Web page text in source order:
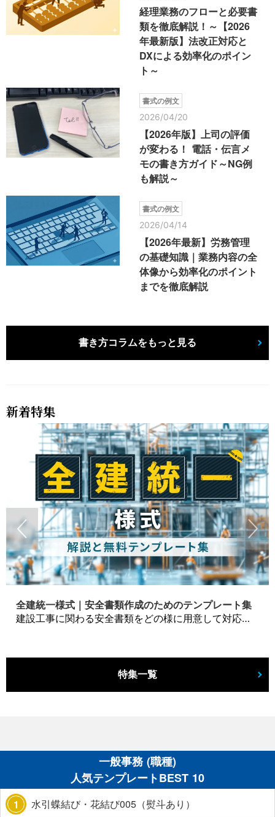
経理業務のフローと必要書
類を徹底解説！～【2026
年最新版】法改正対応と
DXによる効率化のポイン
ト～
書式の例文
2026/04/20
【2026年版】上司の評価
が変わる！ 電話・伝言メ
モの書き方ガイド～NG例
も解説～
書式の例文
2026/04/14
【2026年最新】労務管理
の基礎知識｜業務内容の全
体像から効率化のポイント
までを徹底解説
書き方コラムをもっと見る
新着特集
全建統一様式｜安全書類作成のためのテンプレート集
建設工事に関わる安全書類をどの様に用意して対応するか？関連書式テンプレートから書き方の注意点などの役立つコラムをbizoceanがお届けします。
特集一覧
一般事務 (職種)
人気テンプレートBEST 10
1 水引蝶結び・花結び005（熨斗あり）